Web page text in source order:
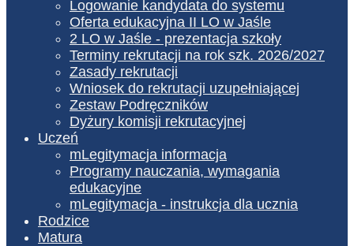
Logowanie kandydata do systemu
Oferta edukacyjna II LO w Jaśle
2 LO w Jaśle - prezentacja szkoły
Terminy rekrutacji na rok szk. 2026/2027
Zasady rekrutacji
Wniosek do rekrutacji uzupełniającej
Zestaw Podręczników
Dyżury komisji rekrutacyjnej
Uczeń
mLegitymacja informacja
Programy nauczania, wymagania
edukacyjne
mLegitymacja - instrukcja dla ucznia
Rodzice
Matura